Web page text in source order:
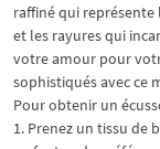
raffiné qui
et les rayures qui
votre amour pour
sophistiqués avec ce
Pour obtenir un
1. Prenez un tissu de